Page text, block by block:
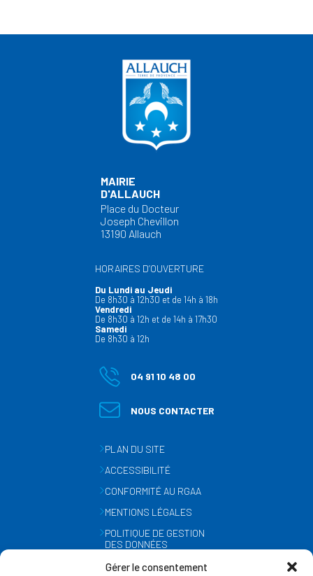
Gérer le consentement
MAIRIE
D'ALLAUCH
Place du Docteur
Joseph Chevillon
13190 Allauch
HORAIRES D’OUVERTURE
Du Lundi au Jeudi
De 8h30 à 12h30 et de 14h à 18h
Vendredi
De 8h30 à 12h et de 14h à 17h30
Samedi
De 8h30 à 12h
04 91 10 48 00
NOUS CONTACTER
PLAN DU SITE
ACCESSIBILITÉ
CONFORMITÉ AU RGAA
MENTIONS LÉGALES
POLITIQUE DE GESTION
DES DONNÉES